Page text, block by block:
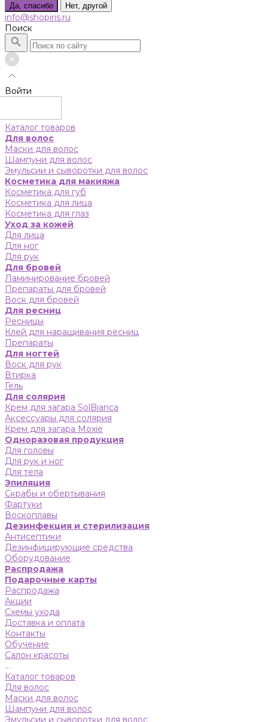
Да, спасибо Нет, другой
info@shopiris.ru
Поиск
Войти
Каталог товаров
Для волос
Маски для волос
Шампуни для волос
Эмульсии и сыворотки для волос
Косметика для макияжа
Косметика для губ
Косметика для лица
Косметика для глаз
Уход за кожей
Для лица
Для ног
Для рук
Для бровей
Ламинирование бровей
Препараты для бровей
Воск для бровей
Для ресниц
Ресницы
Клей для наращивания ресниц
Препараты
Для ногтей
Воск для рук
Втирка
Гель
Для солярия
Крем для загара SolBianca
Аксессуары для солярия
Крем для загара Moxie
Одноразовая продукция
Для головы
Для рук и ног
Для тела
Эпиляция
Скрабы и обертывания
Фартуки
Воскоплавы
Дезинфекция и стерилизация
Антисептики
Дезинфицирующие средства
Оборудование
Распродажа
Подарочные карты
Распродажа
Акции
Схемы ухода
Доставка и оплата
Контакты
Обучение
Салон красоты
...
Каталог товаров
Для волос
Маски для волос
Шампуни для волос
Эмульсии и сыворотки для волос